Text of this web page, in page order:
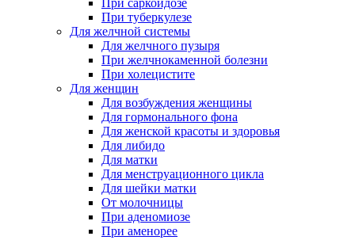
При саркоидозе
При туберкулезе
Для желчной системы
Для желчного пузыря
При желчнокаменной болезни
При холецистите
Для женщин
Для возбуждения женщины
Для гормонального фона
Для женской красоты и здоровья
Для либидо
Для матки
Для менструационного цикла
Для шейки матки
От молочницы
При аденомиозе
При аменорее